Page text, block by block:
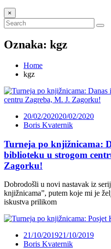
×
Oznaka: kgz
Home
kgz
20/02/202020/02/2020
Boris Kvaternik
Turneja po knjižnicama:
biblioteku u strogom
Zagorku!
Dobrodošli u novi nastavak iz
knjižnicama”, putem koje mi je
iskustva prilikom
21/10/201921/10/2019
Boris Kvaternik